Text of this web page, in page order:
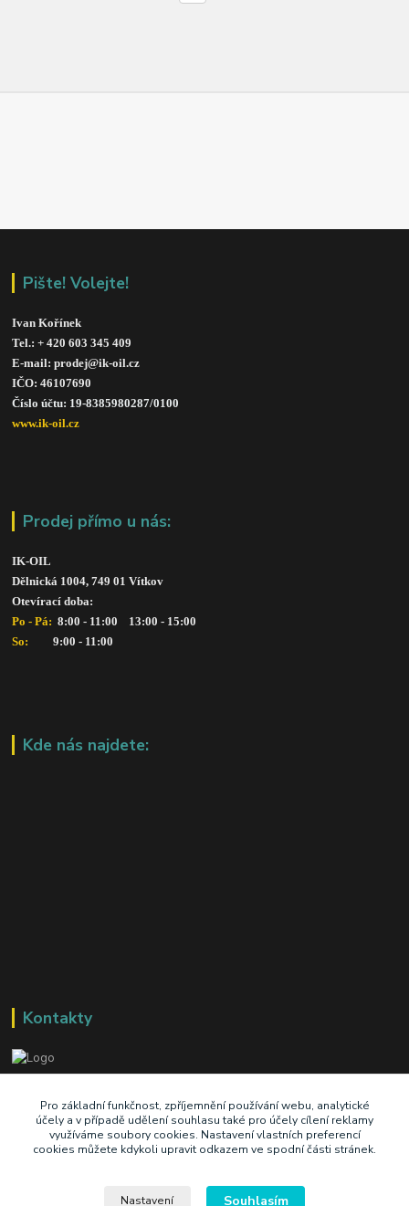
Pište! Volejte!
Ivan Kořínek
Tel.: + 420 603 345 409
E-mail: prodej@ik-oil.cz
IČO: 46107690
Číslo účtu: 19-8385980287/0100
www.ik-oil.cz
Prodej přímo u nás:
IK-OIL
Dělnická 1004, 749 01 Vítkov
Otevírací doba:
Po - Pá: 8:00 - 11:00    13:00 - 15:00
So:
      9:00 - 11:00
Kde nás najdete:
Kontakty
+420 603 345 409
prodej@ik-oil.cz
Pro základní funkčnost, zpříjemnění používání webu, analytické
účely a v případě udělení souhlasu také pro účely cílení reklamy
využíváme soubory cookies. Nastavení vlastních preferencí
cookies můžete kdykoli upravit odkazem ve spodní části stránek.
Nastavení Souhlasím